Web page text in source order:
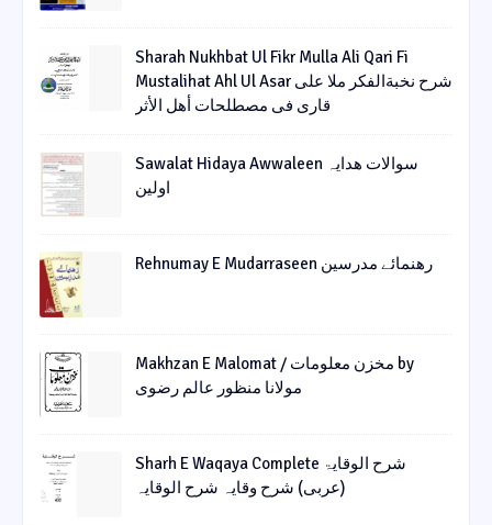
Sharah Nukhbat Ul Fikr Mulla Ali Qari Fi
Mustalihat Ahl Ul Asar شرح نخبةالفکر ملا علی
قاری فی مصطلحات أھل الأثر
Sawalat Hidaya Awwaleen سوالات ھدایہ
اولین
Rehnumay E Mudarraseen رهنمائے مدرسین
Makhzan E Malomat / مخزن معلومات by
مولانا منظور عالم رضوی
Sharh E Waqaya Complete شرح الوقایۃ
(عربی) شرح وقایہ شرح الوقایہ